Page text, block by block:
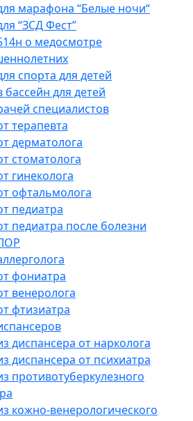
марафона “Белые ночи“
“ЗСД Фест”
о медосмотре
спорта для детей
бассейн для детей
специалистов
терапевта
дерматолога
стоматолога
гинеколога
офтальмолога
педиатра
педиатра после болезни
фониатра
венеролога
фтизиатра
диспансера от нарколога
диспансера от психиатра
противотуберкулезного
кожно-венерологического